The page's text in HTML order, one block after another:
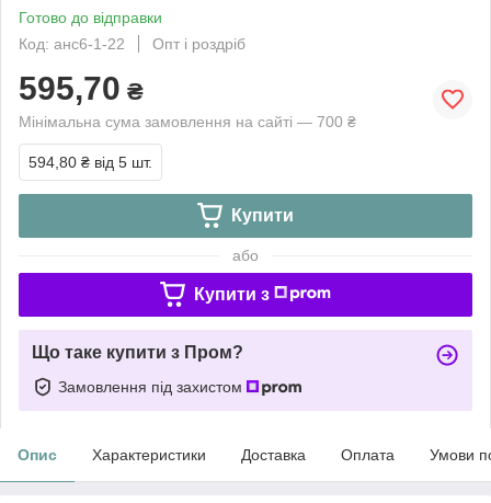
Готово до відправки
Код: анс6-1-22
Опт і роздріб
595,70 ₴
Мінімальна сума замовлення на сайті — 700 ₴
594,80 ₴ від 5 шт.
Купити
або
Купити з
Що таке купити з Пром?
Замовлення під захистом
Опис Характеристики Доставка Оплата Умови